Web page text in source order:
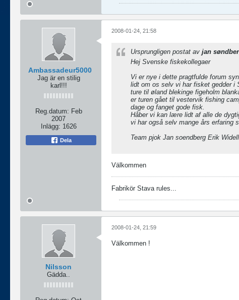
Ambassadeur5000
Jag är en stilig
karl!!!
Reg.datum: Feb
2007
Inlägg: 1626
Dela
2008-01-24, 21:58
Ursprungligen postat av jan
Hej Svenske fiskekollegaer
Vi er nye i dette pragtfulde forum
lidt om os selv vi har fisket gedder i
ture til øland blekinge figeholm
er turen gået til vestervik fishing
dage og fanget gode fisk.
Håber vi kan lære lidt af alle de
vi har også selv mange års erfaring
Team pjok Jan soendberg Erik
Välkommen
Fabrikör Stava rules...
Nilsson
Gädda..
2008-01-24, 21:59
Välkommen !